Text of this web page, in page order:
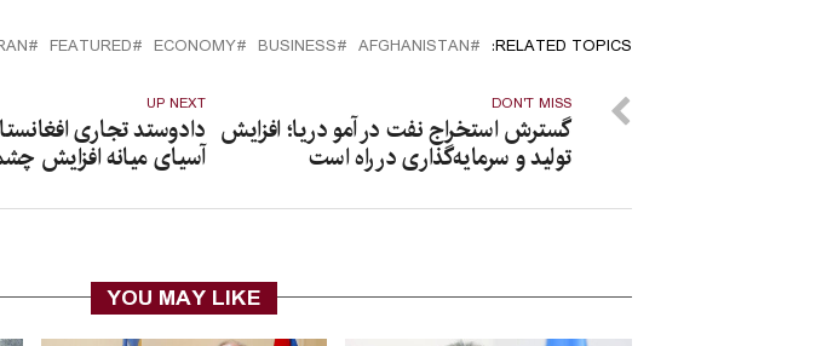
RELATED TOPICS:
AFGHANISTAN
BUSINESS
ECONOMY
FEATURED
UP NEXT
دادوستد تجاری
آسیای میانه افزایش
DON'T MISS
گسترش استخراج نفت در آمو دریا؛ افزایش
تولید و سرمایه‌گذاری در راه است
YOU MAY LIKE